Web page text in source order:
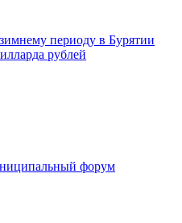
периоду в Бурятии
рублей
форум